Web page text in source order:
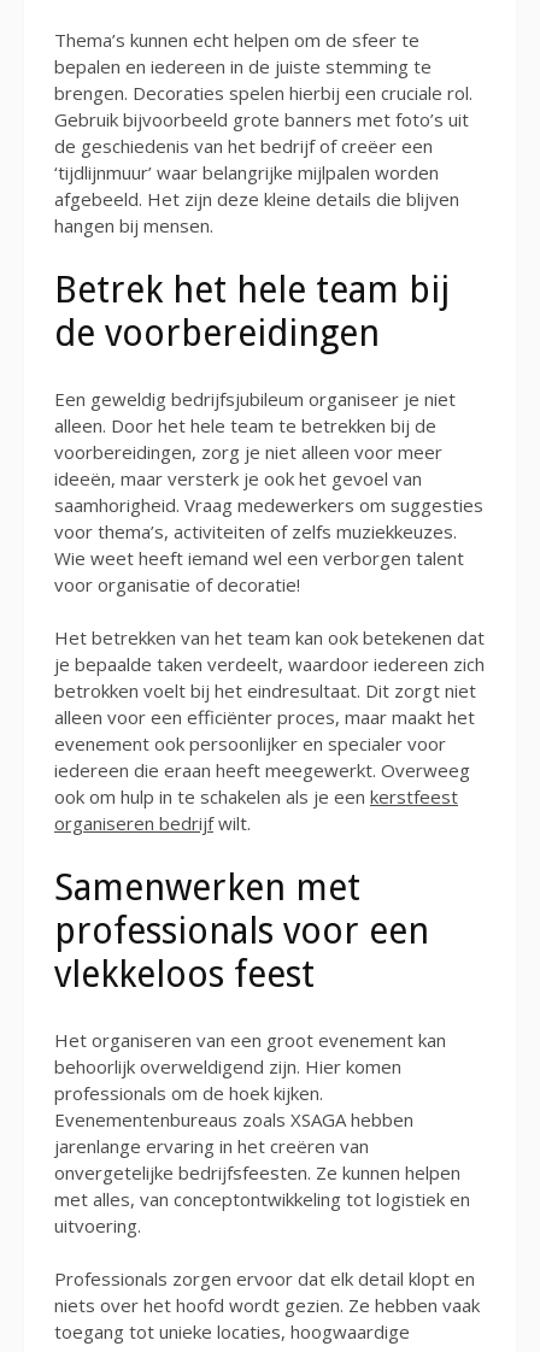
Thema’s kunnen echt helpen om de sfeer te
bepalen en iedereen in de juiste stemming te
brengen. Decoraties spelen hierbij een cruciale rol.
Gebruik bijvoorbeeld grote banners met foto’s uit
de geschiedenis van het bedrijf of creëer een
‘tijdlijnmuur’ waar belangrijke mijlpalen worden
afgebeeld. Het zijn deze kleine details die blijven
hangen bij mensen.
Betrek het hele team bij
de voorbereidingen
Een geweldig bedrijfsjubileum organiseer je niet
alleen. Door het hele team te betrekken bij de
voorbereidingen, zorg je niet alleen voor meer
ideeën, maar versterk je ook het gevoel van
saamhorigheid. Vraag medewerkers om suggesties
voor thema’s, activiteiten of zelfs muziekkeuzes.
Wie weet heeft iemand wel een verborgen talent
voor organisatie of decoratie!
Het betrekken van het team kan ook betekenen dat
je bepaalde taken verdeelt, waardoor iedereen zich
betrokken voelt bij het eindresultaat. Dit zorgt niet
alleen voor een efficiënter proces, maar maakt het
evenement ook persoonlijker en specialer voor
iedereen die eraan heeft meegewerkt. Overweeg
ook om hulp in te schakelen als je een kerstfeest
organiseren bedrijfwilt.
Samenwerken met
professionals voor een
vlekkeloos feest
Het organiseren van een groot evenement kan
behoorlijk overweldigend zijn. Hier komen
professionals om de hoek kijken.
Evenementenbureaus zoals XSAGA hebben
jarenlange ervaring in het creëren van
onvergetelijke bedrijfsfeesten. Ze kunnen helpen
met alles, van conceptontwikkeling tot logistiek en
uitvoering.
Professionals zorgen ervoor dat elk detail klopt en
niets over het hoofd wordt gezien. Ze hebben vaak
toegang tot unieke locaties, hoogwaardige